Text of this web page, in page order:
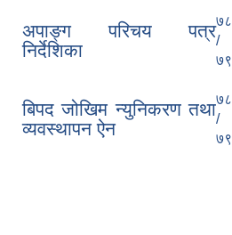
अपाङ्ग परिचय पत्र
निर्देशिका
७८
/
७९
बिपद जोखिम न्युनिकरण तथा
व्यवस्थापन ऐन
७८
/
७९